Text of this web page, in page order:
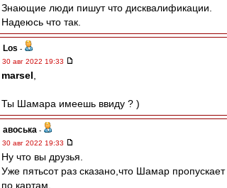
Знающие люди пишут что дисквалификации.
Надеюсь что так.
Los -
30 авг 2022 19:33
marsel
Ты Шамара имеешь ввиду ? )
авоська -
30 авг 2022 19:33
Ну что вы друзья.
Уже пятьсот раз сказано,что Шамар пропускает
по картам.